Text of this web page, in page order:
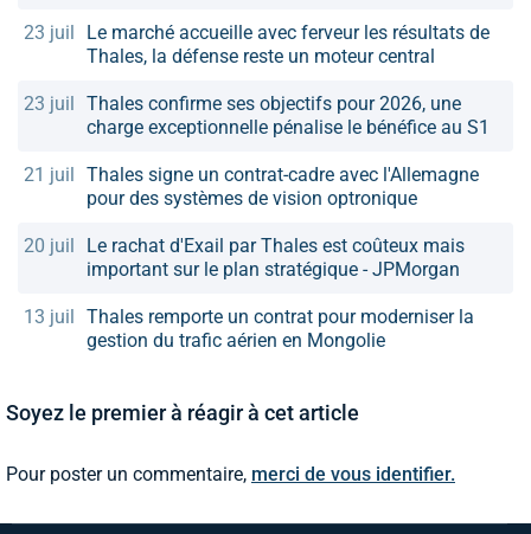
23 juil
Le marché accueille avec ferveur les résultats de
Thales, la défense reste un moteur central
23 juil Thales confirme ses objectifs pour 2026, une
charge exceptionnelle pénalise le bénéfice au S1
21 juil Thales signe un contrat-cadre avec l'Allemagne
pour des systèmes de vision optronique
20 juil
Le rachat d'Exail par Thales est coûteux mais
important sur le plan stratégique - JPMorgan
13 juil Thales remporte un contrat pour moderniser la
gestion du trafic aérien en Mongolie
Soyez le premier à réagir à cet article
Pour poster un commentaire, merci de vous identifier.